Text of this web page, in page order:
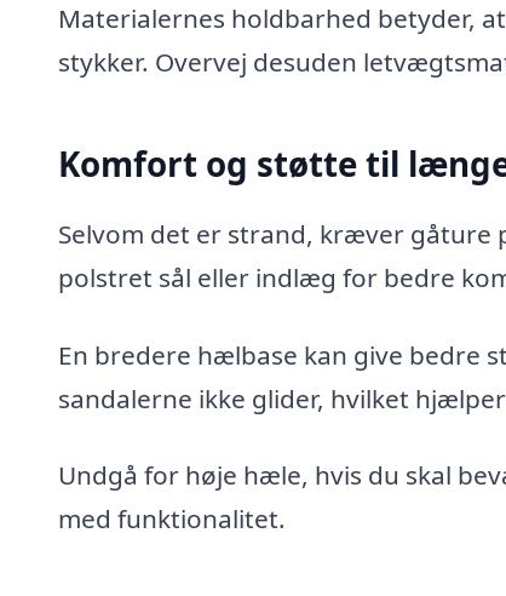
Materialernes holdbarhed betyder,
stykker. Overvej desuden
Komfort og støtte til
Selvom det er strand, kræver gåture
polstret sål eller indlæg for bedre
En bredere hælbase kan give bedre
sandalerne ikke glider, hvilket
Undgå for høje hæle, hvis du skal
med funktionalitet.